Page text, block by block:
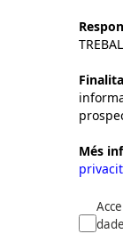
Més